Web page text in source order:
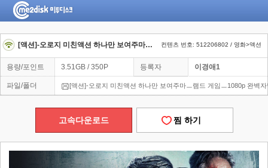
[액션]-오로지 미친액션 하나만 보여주마ㅡ램드 게임ㅡ1080p 완벽자막 컨텐츠 번호: 512206802 / 영화>액션
용량/포인트 3.51GB / 350P 등록자 이경애1
파일/폴더 [액션]-오로지 미친액션 하나만 보여주마ㅡ램드 게임ㅡ1080p 완벽자
고속다운로드 찜 하기